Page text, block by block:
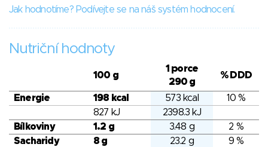
Jak hodnotíme? Podívejte se na náš systém hodnocení.
Nutriční hodnoty
100 g
1 porce
290 g
% DDD
Energie 198 kcal 573 kcal
10 %
827 kJ
2398.3 kJ
Bílkoviny
1.2 g 3.48 g
2 %
Sacharidy
8 g 23.2 g
9 %